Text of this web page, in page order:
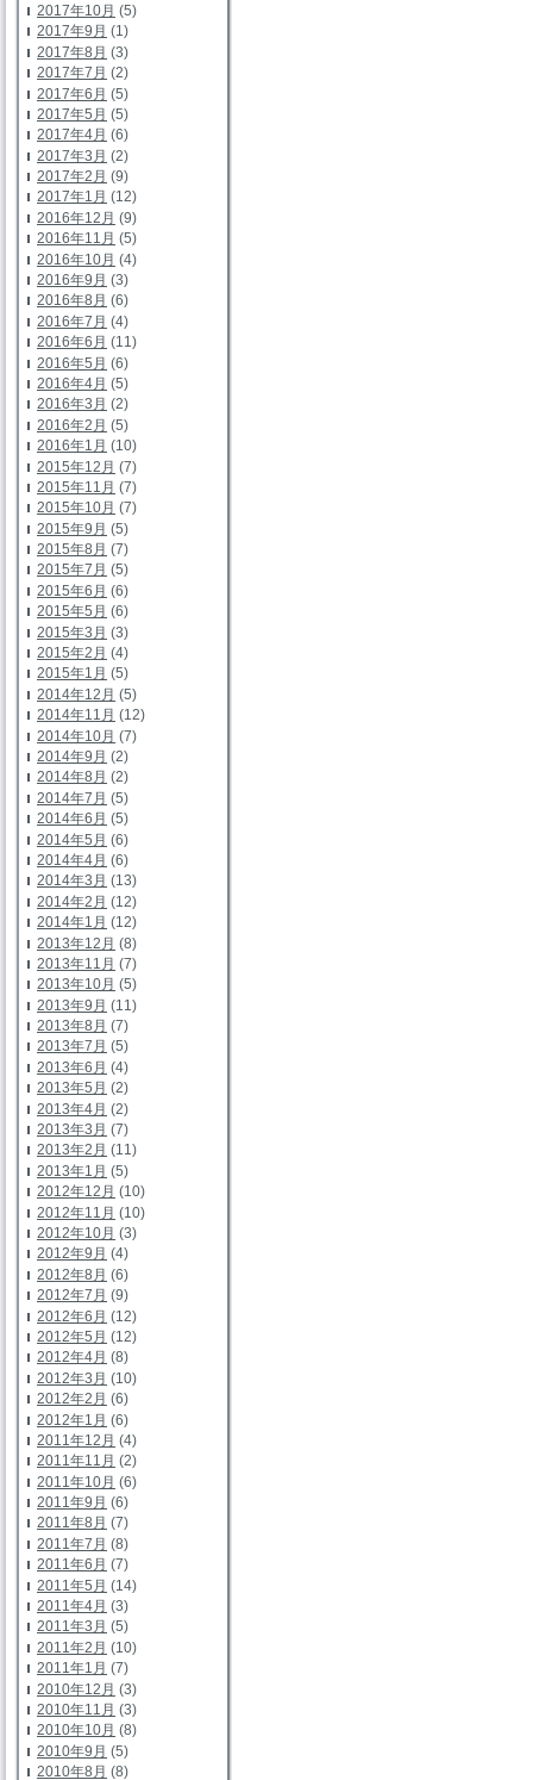
2017年10月 (5)
2017年9月 (1)
2017年8月 (3)
2017年7月 (2)
2017年6月 (5)
2017年5月 (5)
2017年4月 (6)
2017年3月 (2)
2017年2月 (9)
2017年1月 (12)
2016年12月 (9)
2016年11月 (5)
2016年10月 (4)
2016年9月 (3)
2016年8月 (6)
2016年7月 (4)
2016年6月 (11)
2016年5月 (6)
2016年4月 (5)
2016年3月 (2)
2016年2月 (5)
2016年1月 (10)
2015年12月 (7)
2015年11月 (7)
2015年10月 (7)
2015年9月 (5)
2015年8月 (7)
2015年7月 (5)
2015年6月 (6)
2015年5月 (6)
2015年3月 (3)
2015年2月 (4)
2015年1月 (5)
2014年12月 (5)
2014年11月 (12)
2014年10月 (7)
2014年9月 (2)
2014年8月 (2)
2014年7月 (5)
2014年6月 (5)
2014年5月 (6)
2014年4月 (6)
2014年3月 (13)
2014年2月 (12)
2014年1月 (12)
2013年12月 (8)
2013年11月 (7)
2013年10月 (5)
2013年9月 (11)
2013年8月 (7)
2013年7月 (5)
2013年6月 (4)
2013年5月 (2)
2013年4月 (2)
2013年3月 (7)
2013年2月 (11)
2013年1月 (5)
2012年12月 (10)
2012年11月 (10)
2012年10月 (3)
2012年9月 (4)
2012年8月 (6)
2012年7月 (9)
2012年6月 (12)
2012年5月 (12)
2012年4月 (8)
2012年3月 (10)
2012年2月 (6)
2012年1月 (6)
2011年12月 (4)
2011年11月 (2)
2011年10月 (6)
2011年9月 (6)
2011年8月 (7)
2011年7月 (8)
2011年6月 (7)
2011年5月 (14)
2011年4月 (3)
2011年3月 (5)
2011年2月 (10)
2011年1月 (7)
2010年12月 (3)
2010年11月 (3)
2010年10月 (8)
2010年9月 (5)
2010年8月 (8)